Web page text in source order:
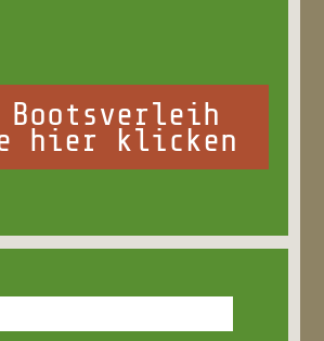
Bootsverleih
hier klicken